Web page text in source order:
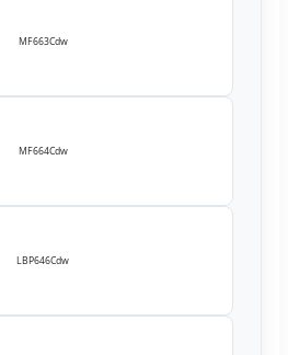
MF663Cdw
MF664Cdw
LBP646Cdw